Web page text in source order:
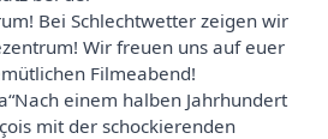
Bei Schlechtwetter zeigen wir
Wir freuen uns auf euer
Filmeabend!
einem halben Jahrhundert
mit der schockierenden